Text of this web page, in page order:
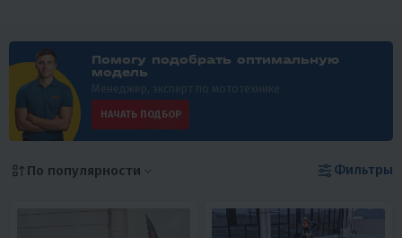
Помогу подобрать оптимальную
модель
Менеджер, эксперт по мототехнике
НАЧАТЬ ПОДБОР
По популярности Фильтры